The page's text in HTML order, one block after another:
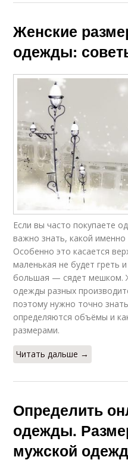
Женские
одежды:
Если вы часто покупаете
важно знать, какой
Особенно это касается
маленькая не будет греть
большая — сядет мешком.
одежды разных
поэтому нужно точно
определяются объёмы и
размерами.
Читать дальше →
Определить
одежды.
мужской